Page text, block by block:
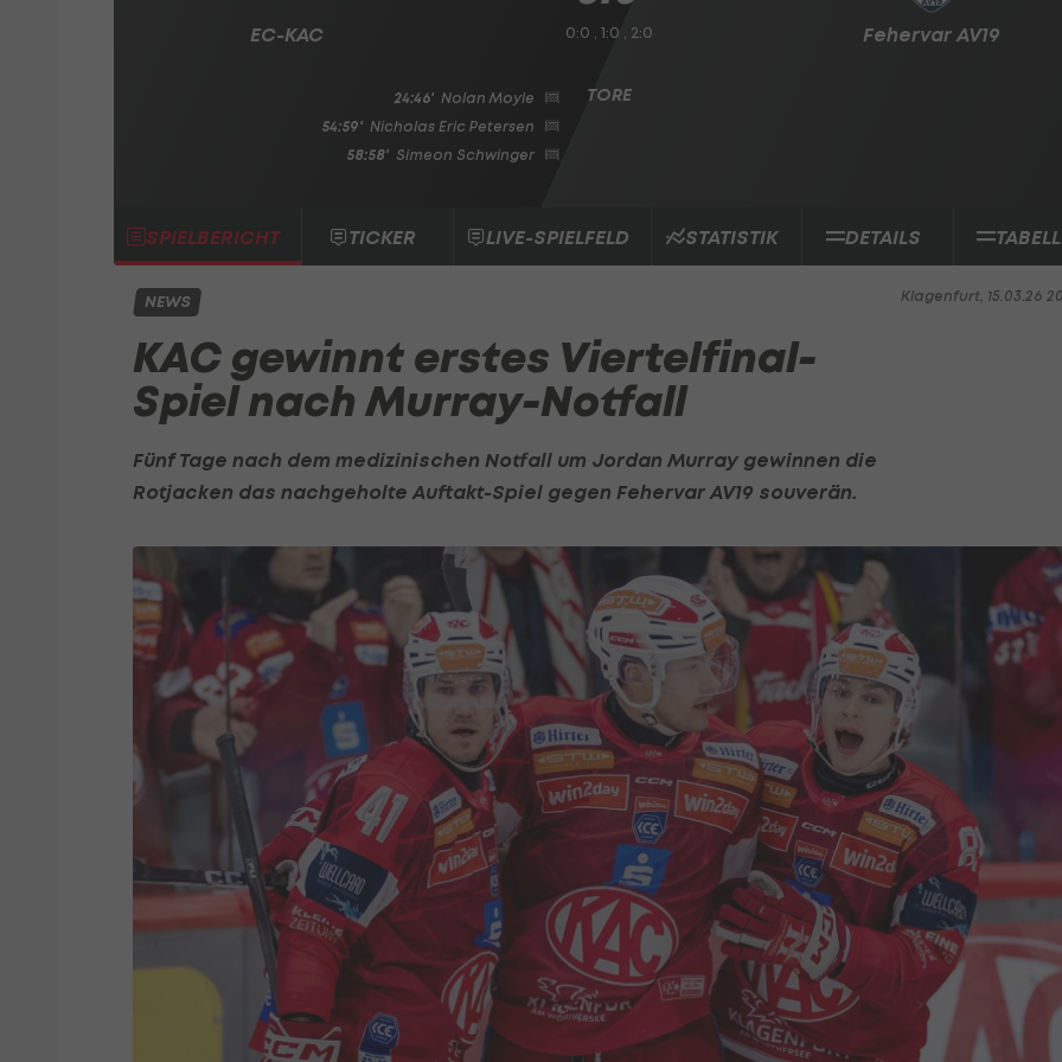
EC-KAC Fehervar AV19
0:0 , 1:0 , 2:0
24:46' Nolan Moyle
54:59' Nicholas Eric Petersen
58:58' Simeon Schwinger
SPIELBERICHT TICKER LIVE-SPIELFELD STATISTIK DETAILS
Klagenfurt, 15.03.26
NEWS
KAC gewinnt erstes Viertelfinal-
Spiel nach Murray-Notfall
Fünf Tage nach dem medizinischen Notfall um Jordan Murray gewinnen die
Rotjacken das nachgeholte Auftakt-Spiel gegen Fehervar AV19 souverän.